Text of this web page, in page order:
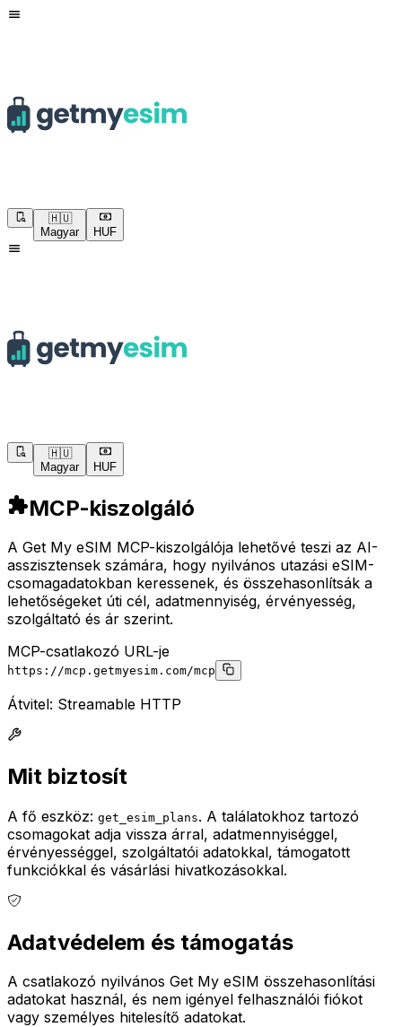
🇭🇺
Magyar
HUF
🇭🇺
Magyar
HUF
MCP-kiszolgáló
A Get My eSIM MCP-kiszolgálója lehetővé teszi az AI-
asszisztensek számára, hogy nyilvános utazási eSIM-
csomagadatokban keressenek, és összehasonlítsák a
lehetőségeket úti cél, adatmennyiség, érvényesség,
szolgáltató és ár szerint.
MCP-csatlakozó URL-je
https://mcp.getmyesim.com/mcp
Átvitel: Streamable HTTP
Mit biztosít
A fő eszköz: get_esim_plans. A találatokhoz tartozó
csomagokat adja vissza árral, adatmennyiséggel,
érvényességgel, szolgáltatói adatokkal, támogatott
funkciókkal és vásárlási hivatkozásokkal.
Adatvédelem és támogatás
A csatlakozó nyilvános Get My eSIM összehasonlítási
adatokat használ, és nem igényel felhasználói fiókot
vagy személyes hitelesítő adatokat.